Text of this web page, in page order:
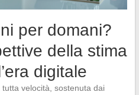
per domani?
della stima
digitale
velocità, sostenuta dai